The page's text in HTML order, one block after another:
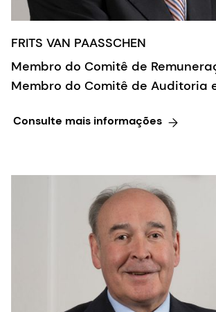
FRITS VAN PAASSCHEN
Membro do Comitê de
Membro do Comitê de Auditoria
Consulte mais informações